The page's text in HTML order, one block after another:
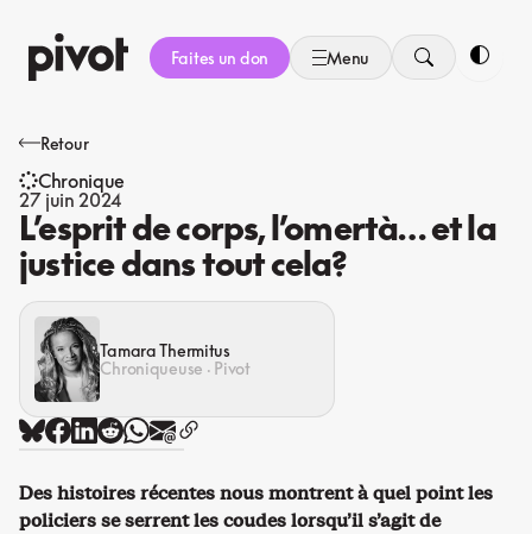
au
contenu
Faites un don Menu
Retour
Chronique
27 juin 2024
L’esprit de corps, l’omertà… et la
justice dans tout cela?
Tamara Thermitus
Chroniqueuse · Pivot
Des histoires récentes nous montrent à quel point les
policiers se serrent les coudes lorsqu’il s’agit de